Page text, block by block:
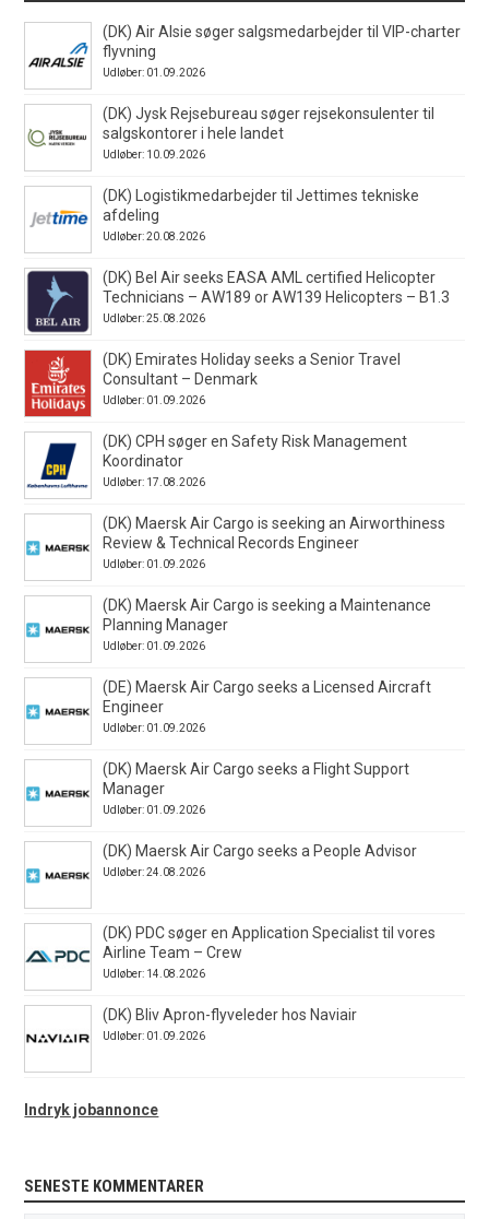
(DK) Air Alsie søger salgsmedarbejder til VIP-charter
flyvning
Udløber: 01.09.2026
(DK) Jysk Rejsebureau søger rejsekonsulenter til
salgskontorer i hele landet
Udløber: 10.09.2026
(DK) Logistikmedarbejder til Jettimes tekniske
afdeling
Udløber: 20.08.2026
(DK) Bel Air seeks EASA AML certified Helicopter
Technicians – AW189 or AW139 Helicopters – B1.3
Udløber: 25.08.2026
(DK) Emirates Holiday seeks a Senior Travel
Consultant – Denmark
Udløber: 01.09.2026
(DK) CPH søger en Safety Risk Management
Koordinator
Udløber: 17.08.2026
(DK) Maersk Air Cargo is seeking an Airworthiness
Review & Technical Records Engineer
Udløber: 01.09.2026
(DK) Maersk Air Cargo is seeking a Maintenance
Planning Manager
Udløber: 01.09.2026
(DE) Maersk Air Cargo seeks a Licensed Aircraft
Engineer
Udløber: 01.09.2026
(DK) Maersk Air Cargo seeks a Flight Support
Manager
Udløber: 01.09.2026
(DK) Maersk Air Cargo seeks a People Advisor
Udløber: 24.08.2026
(DK) PDC søger en Application Specialist til vores
Airline Team – Crew
Udløber: 14.08.2026
(DK) Bliv Apron-flyveleder hos Naviair
Udløber: 01.09.2026
Indryk jobannonce
SENESTE KOMMENTARER